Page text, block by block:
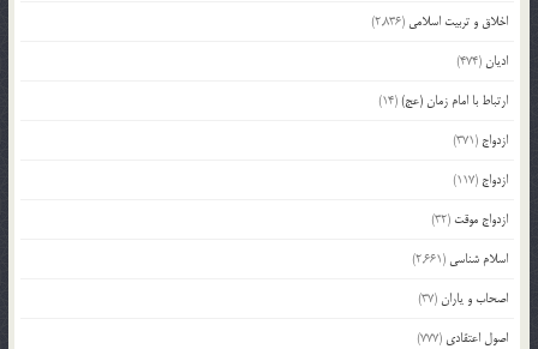
اخلاق و تربیت اسلامی (2,836)
ادیان(474)
ارتباط با امام زمان (عج)(14)
ازدواج (371)
ازدواج (117)
ازدواج موقت (32)
اسلام شناسی (2,661)
اصحاب و یاران(37)
اصول اعتقادی (777)